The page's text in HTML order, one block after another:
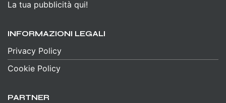
La tua pubblicità qui!
INFORMAZIONI LEGALI
Privacy Policy
Cookie Policy
PARTNER